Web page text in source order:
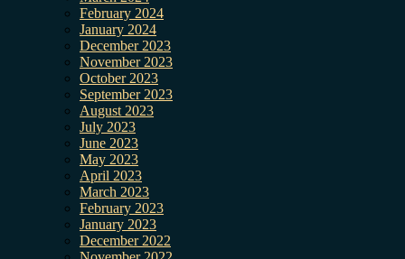
February 2024
January 2024
December 2023
November 2023
October 2023
September 2023
August 2023
July 2023
June 2023
May 2023
April 2023
March 2023
February 2023
January 2023
December 2022